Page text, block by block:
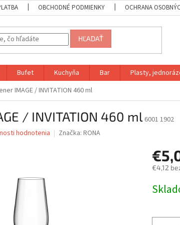
OBCHODNÉ PODMIENKY OCHRANA
HĽADAŤ
Bufet Kuchyňa Bar Plasty,
IMAGE / INVITATION 460 ml
/ INVITATION 460 ml 6001 1902
hodnotenia Značka: RONA
€4,12
cena: